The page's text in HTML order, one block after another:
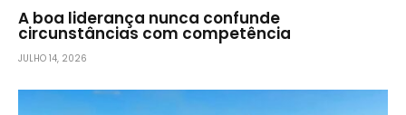
A boa liderança nunca confunde
circunstâncias com competência
JULHO 14, 2026